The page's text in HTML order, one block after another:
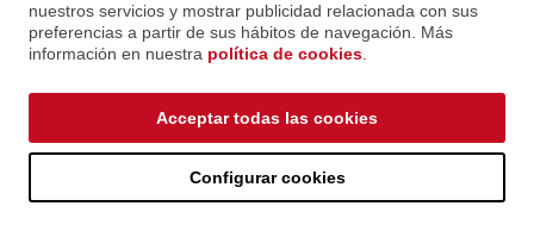
TUBO DE EXTENSIÓN PARA MONTAJE DE PROYECTOR EN
EL TECHO CL25-540/550BL1 (ALTURA EXTENDIDA 89 CM)
-
nuestros servicios y mostrar publicidad relacionada con sus
preferencias a partir de sus hábitos de navegación. Más
información en nuestra política de cookies
Configurar cookies
Acceptar todas las cookies